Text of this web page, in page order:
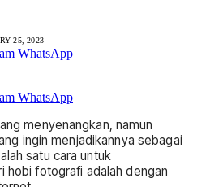
25, 2023
WhatsApp
WhatsApp
menyenangkan, namun
ingin menjadikannya sebagai
satu cara untuk
hobi fotografi adalah dengan